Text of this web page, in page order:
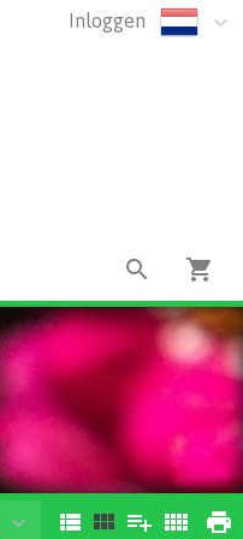
Inloggen
Dutch Sundries